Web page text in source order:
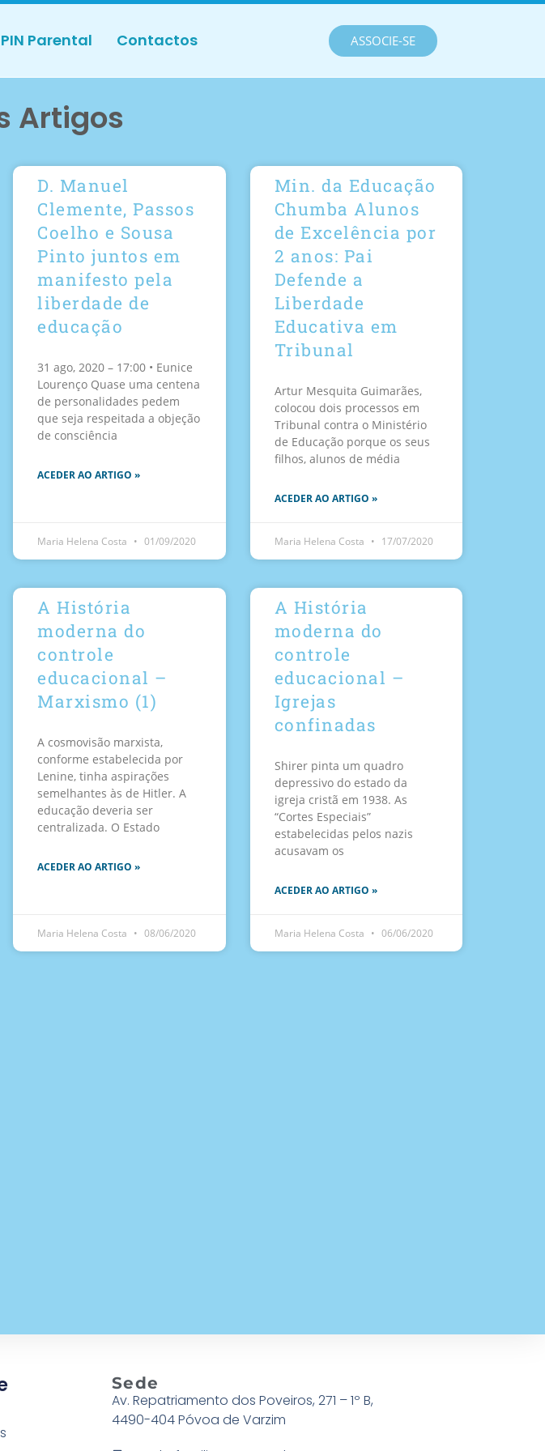
PIN Parental Contactos ASSOCIE-SE
Artigos
D. Manuel
Clemente, Passos
Coelho e Sousa
Pinto juntos em
manifesto pela
liberdade de
educação
31 ago, 2020 – 17:00 • Eunice
Lourenço Quase uma centena
de personalidades pedem
que seja respeitada a objeção
de consciência
ACEDER AO ARTIGO »
Maria Helena Costa 01/09/2020
Min. da Educação
Chumba Alunos
de Excelência por
2 anos: Pai
Defende a
Liberdade
Educativa em
Tribunal
Artur Mesquita Guimarães,
colocou dois processos em
Tribunal contra o Ministério
de Educação porque os seus
filhos, alunos de média
ACEDER AO ARTIGO »
Maria Helena Costa 17/07/2020
A História
moderna do
controle
educacional –
Marxismo (1)
A cosmovisão marxista,
conforme estabelecida por
Lenine, tinha aspirações
semelhantes às de Hitler. A
educação deveria ser
centralizada. O Estado
ACEDER AO ARTIGO »
Maria Helena Costa 08/06/2020
A História
moderna do
controle
educacional –
Igrejas
confinadas
Shirer pinta um quadro
depressivo do estado da
igreja cristã em 1938. As
“Cortes Especiais”
estabelecidas pelos nazis
acusavam os
ACEDER AO ARTIGO »
Maria Helena Costa 06/06/2020
Sede
Av. Repatriamento dos Poveiros, 271 – 1º B,
4490-404 Póvoa de Varzim